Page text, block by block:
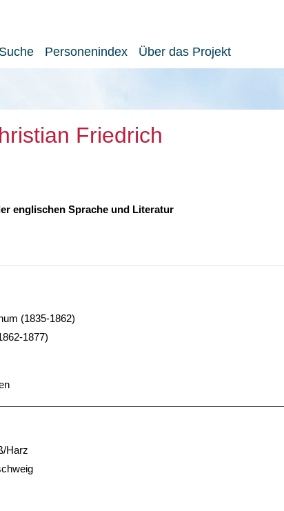
Suche Personenindex Über das Projekt
Friedrich
englischen Sprache und Literatur
(1835-1862)
1877)
Harz